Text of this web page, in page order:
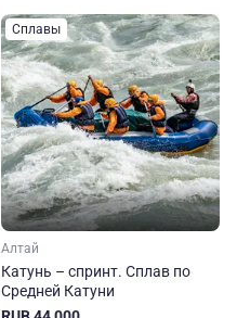
Сплавы
Алтай
Катунь – спринт. Сплав по
Средней Катуни